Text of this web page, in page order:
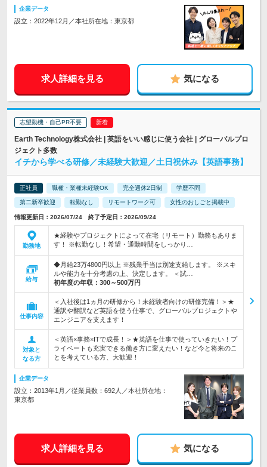
企業データ
設立：2022年12月／本社所在地：東京都
求人詳細を見る 気になる
志望動機・自己PR不要
Earth Technology株式会社 | 英語をいい感じに使う会社 | グローバルプロ
ジェクト多数
イチから学べる研修／未経験大歓迎／土日祝休み【英語事務】
正社員 職種・業種未経験OK 完全週休2日制 学歴不問
第二新卒歓迎 転勤なし リモートワーク可 女性のおしごと掲載中
情報更新日：2026/07/24 終了予定日：2026/09/24
勤務地
★経験やプロジェクトによって在宅（リモート）勤務もありま
す！ ※転勤なし！希望・通勤時間をしっかり…
給与
◆月給23万4800円以上 ※残業手当は別途支給します。 ※スキ
ルや能力を十分考慮の上、決定します。 ＜試…
初年度の年収： 300～500万円
仕事内容
＜入社後は1ヵ月の研修から！未経験者向けの研修完備！＞★
通訳や翻訳など英語を使う仕事で、グローバルプロジェクトや
エンジニアを支えます！
対象と
なる方
＜英語×事務×ITで成長！＞★英語を仕事で使っていきたい！プ
ライベートも充実できる働き方に変えたい！など今と将来のこ
とを考えている方、大歓迎！
企業データ
設立：2013年1月／従業員数：692人／本社所在地：
東京都
求人詳細を見る 気になる